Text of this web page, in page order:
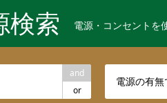
検索 電源・コンセントを
and
or
電源の有